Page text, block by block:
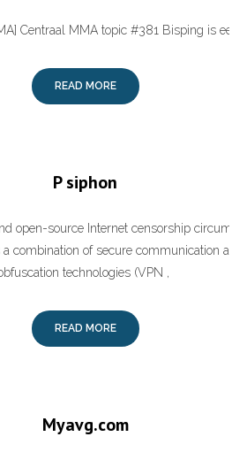
Centraal MMA topic #381 Bisping is een
READ MORE
P siphon
open-source Internet censorship
combination of secure communication and
technologies (VPN ,
READ MORE
Myavg.com